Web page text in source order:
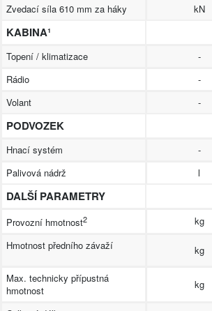
Zvedací síla 610 mm za háky
kN
KABINA¹
Topení / klimatizace
-
Rádio
-
Volant
-
PODVOZEK
Hnací systém
-
Palivová nádrž
l
DALŠÍ PARAMETRY
Provozní hmotnost2
kg
Hmotnost předního závaží
kg
Max. technicky přípustná
hmotnost
kg